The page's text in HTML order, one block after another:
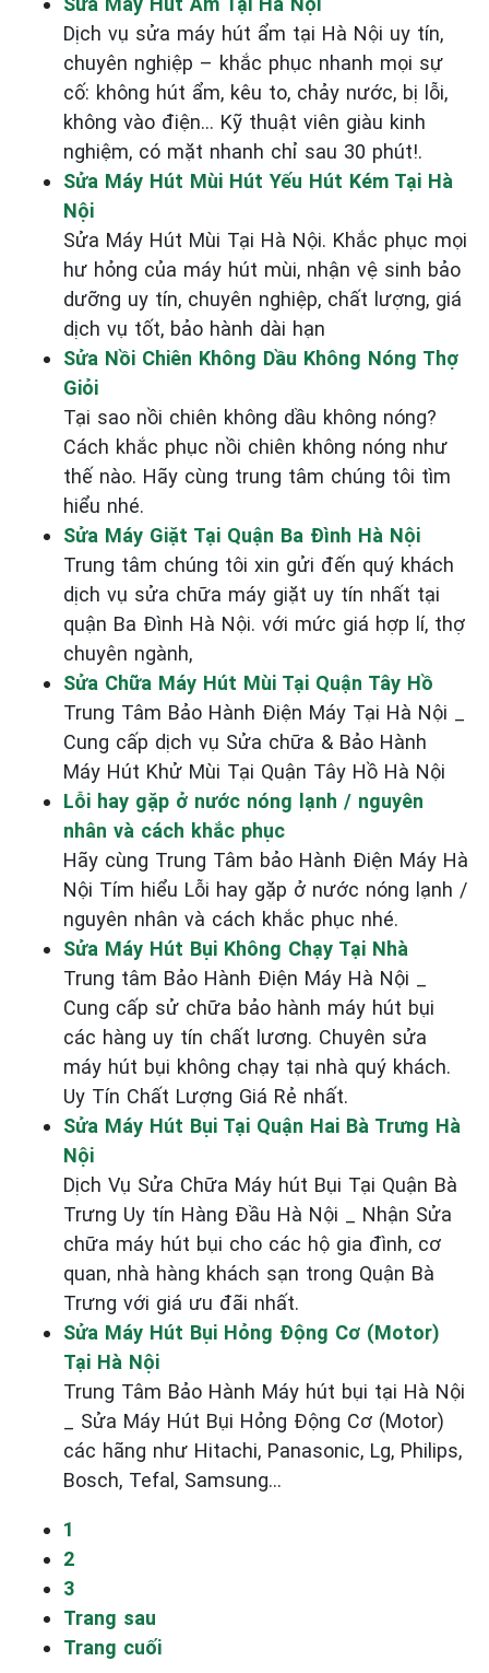
Dịch vụ sửa máy hút ẩm tại Hà Nội uy tín,
chuyên nghiệp – khắc phục nhanh mọi sự
cố: không hút ẩm, kêu to, chảy nước, bị lỗi,
không vào điện… Kỹ thuật viên giàu kinh
nghiệm, có mặt nhanh chỉ sau 30 phút!.
Sửa Máy Hút Mùi Hút Yếu Hút Kém Tại Hà
Nội
Sửa Máy Hút Mùi Tại Hà Nội. Khắc phục mọi
hư hỏng của máy hút mùi, nhận vệ sinh bảo
dưỡng uy tín, chuyên nghiệp, chất lượng, giá
dịch vụ tốt, bảo hành dài hạn
Sửa Nồi Chiên Không Dầu Không Nóng Thợ
Giỏi
Tại sao nồi chiên không dầu không nóng?
Cách khắc phục nồi chiên không nóng như
thế nào. Hãy cùng trung tâm chúng tôi tìm
hiểu nhé.
Sửa Máy Giặt Tại Quận Ba Đình Hà Nội
Trung tâm chúng tôi xin gửi đến quý khách
dịch vụ sửa chữa máy giặt uy tín nhất tại
quận Ba Đình Hà Nội. với mức giá hợp lí, thợ
chuyên ngành,
Sửa Chữa Máy Hút Mùi Tại Quận Tây Hồ
Trung Tâm Bảo Hành Điện Máy Tại Hà Nội _
Cung cấp dịch vụ Sửa chữa & Bảo Hành
Máy Hút Khử Mùi Tại Quận Tây Hồ Hà Nội
Lỗi hay gặp ở nước nóng lạnh / nguyên
nhân và cách khắc phục
Hãy cùng Trung Tâm bảo Hành Điện Máy Hà
Nội Tím hiểu Lỗi hay gặp ở nước nóng lạnh /
nguyên nhân và cách khắc phục nhé.
Sửa Máy Hút Bụi Không Chạy Tại Nhà
Trung tâm Bảo Hành Điện Máy Hà Nội _
Cung cấp sử chữa bảo hành máy hút bụi
các hàng uy tín chất lương. Chuyên sửa
máy hút bụi không chạy tại nhà quý khách.
Uy Tín Chất Lượng Giá Rẻ nhất.
Sửa Máy Hút Bụi Tại Quận Hai Bà Trưng Hà
Nội
Dịch Vụ Sửa Chữa Máy hút Bụi Tại Quận Bà
Trưng Uy tín Hàng Đầu Hà Nội _ Nhận Sửa
chữa máy hút bụi cho các hộ gia đình, cơ
quan, nhà hàng khách sạn trong Quận Bà
Trưng với giá ưu đãi nhất.
Sửa Máy Hút Bụi Hỏng Động Cơ (Motor)
Tại Hà Nội
Trung Tâm Bảo Hành Máy hút bụi tại Hà Nội
_ Sửa Máy Hút Bụi Hỏng Động Cơ (Motor)
các hãng như Hitachi, Panasonic, Lg, Philips,
Bosch, Tefal, Samsung...
1
2
3
Trang sau
Trang cuối